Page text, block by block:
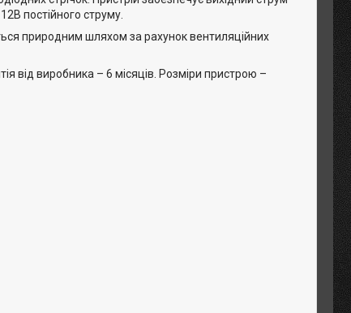
постійного струму.
природним шляхом за рахунок вентиляційних
від виробника – 6 місяців. Розміри пристрою –